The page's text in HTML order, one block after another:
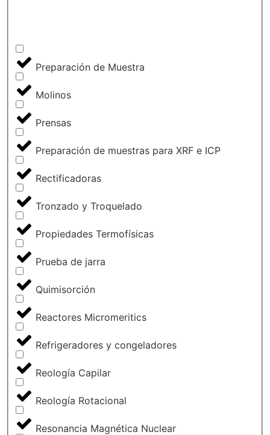
Preparación de Muestra
Molinos
Prensas
Preparación de muestras para XRF e ICP
Rectificadoras
Tronzado y Troquelado
Propiedades Termofísicas
Prueba de jarra
Quimisorción
Reactores Micromeritics
Refrigeradores y congeladores
Reología Capilar
Reología Rotacional
Resonancia Magnética Nuclear